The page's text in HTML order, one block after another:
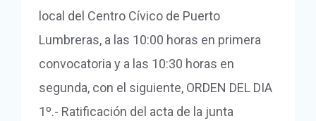
local del Centro Cívico de Puerto
Lumbreras, a las 10:00 horas en primera
convocatoria y a las 10:30 horas en
segunda, con el siguiente, ORDEN DEL DIA
1º.- Ratificación del acta de la junta